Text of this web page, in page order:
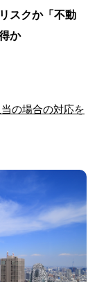
スクか「不動
か
の場合の対応を